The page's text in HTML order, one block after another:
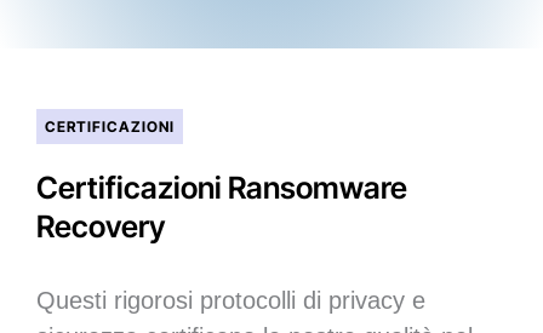
CERTIFICAZIONI
Certificazioni Ransomware
Recovery
Questi rigorosi protocolli di privacy e